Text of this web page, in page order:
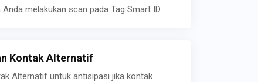
melakukan scan pada Tag Smart ID.
Kontak Alternatif
Alternatif untuk antisipasi jika kontak